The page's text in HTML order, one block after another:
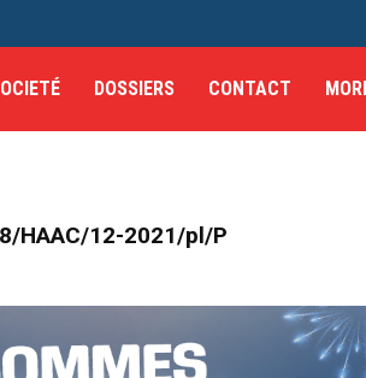
DOSSIERS CONTACT
HAAC/12-2021/pl/P